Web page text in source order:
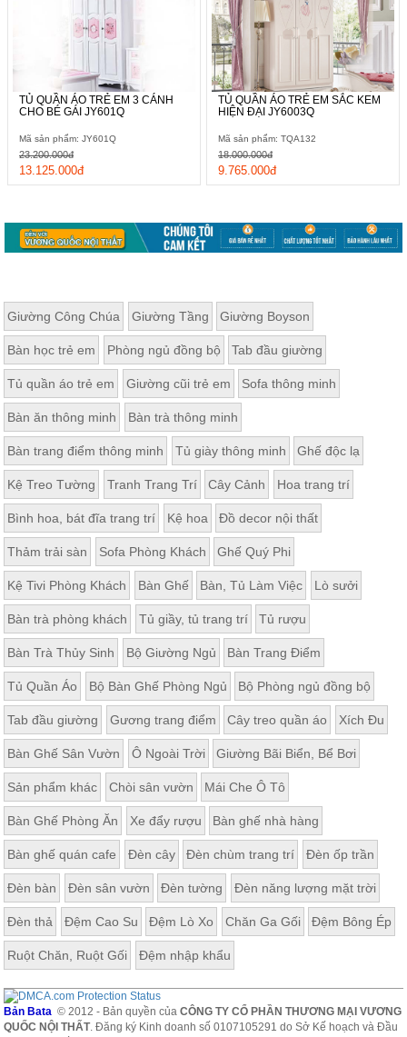
TỦ QUẦN ÁO TRẺ EM 3 CÁNH
CHO BÉ GÁI JY601Q
Mã sản phẩm: JY601Q
13.125.000đ
23.200.000đ
TỦ QUẦN ÁO TRẺ EM SẮC KEM
HIỆN ĐẠI JY6003Q
Mã sản phẩm: TQA132
9.765.000đ
18.000.000đ
Giường Công Chúa Giường Tầng Giường Boyson
Bàn học trẻ em Phòng ngủ đồng bộ Tab đầu giường
Tủ quần áo trẻ em Giường cũi trẻ em Sofa thông minh
Bàn ăn thông minh Bàn trà thông minh
Bàn trang điểm thông minh Tủ giày thông minh Ghế độc lạ
Kệ Treo Tường Tranh Trang Trí Cây Cảnh Hoa trang trí
Bình hoa, bát đĩa trang trí Kệ hoa Đồ decor nội thất
Thảm trải sàn Sofa Phòng Khách Ghế Quý Phi
Kệ Tivi Phòng Khách Bàn Ghế Bàn, Tủ Làm Việc Lò sưởi
Bàn trà phòng khách Tủ giầy, tủ trang trí Tủ rượu
Bàn Trà Thủy Sinh Bộ Giường Ngủ Bàn Trang Điểm
Tủ Quần Áo Bộ Bàn Ghế Phòng Ngủ Bộ Phòng ngủ đồng bộ
Tab đầu giường Gương trang điểm Cây treo quần áo Xích Đu
Bàn Ghế Sân Vườn Ô Ngoài Trời Giường Bãi Biển, Bể Bơi
Sản phẩm khác Chòi sân vườn Mái Che Ô Tô
Bàn Ghế Phòng Ăn Xe đẩy rượu Bàn ghế nhà hàng
Bàn ghế quán cafe Đèn cây Đèn chùm trang trí Đèn ốp trần
Đèn bàn Đèn sân vườn Đèn tường Đèn năng lượng mặt trời
Đèn thả Đệm Cao Su Đệm Lò Xo Chăn Ga Gối Đệm Bông Ép
Ruột Chăn, Ruột Gối Đệm nhập khẩu
Bản Bata © 2012 - Bản quyền củaCÔNG TY CỔ PHẦN THƯƠNG MẠI VƯƠNG
QUỐC NỘI THẤT. Đăng ký Kinh doanh số 0107105291 do Sở Kế hoạch và Đầu